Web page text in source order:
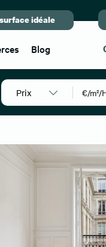
idéale
Blog
Prix €/m²/